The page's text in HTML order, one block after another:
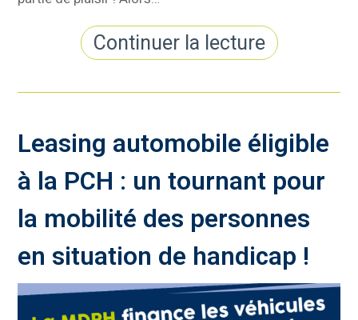
Continuer la lecture
Leasing automobile éligible
à la PCH : un tournant pour
la mobilité des personnes
en situation de handicap !